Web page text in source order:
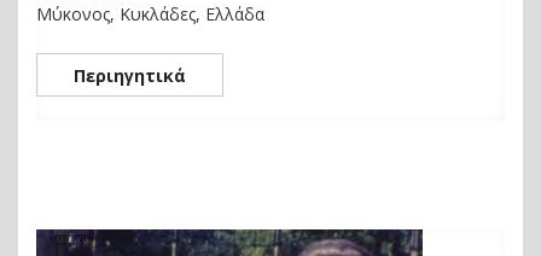
Μύκονος, Κυκλάδες, Ελλάδα
Περιηγητικά